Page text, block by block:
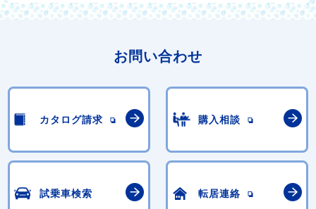
お問い合わせ
カタログ請求 購入相談
試乗車検索 転居連絡